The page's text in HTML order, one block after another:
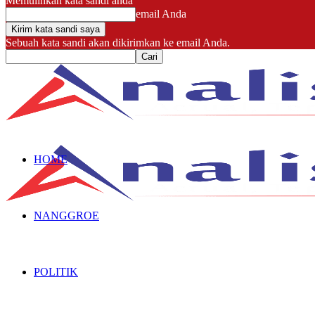
email Anda
Sebuah kata sandi akan dikirimkan ke email Anda.
HOME
NANGGROE
POLITIK